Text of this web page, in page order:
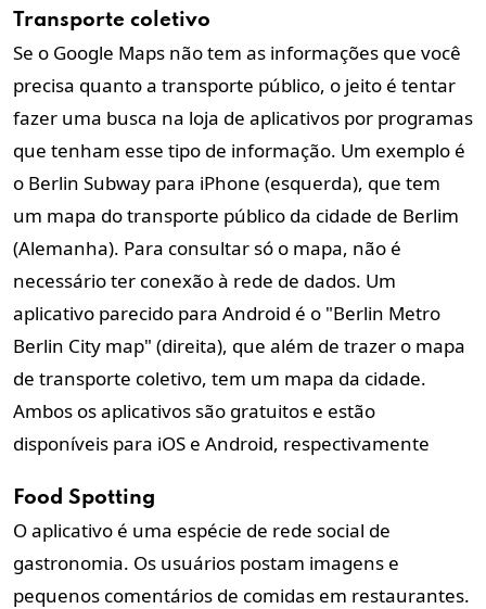
Transporte coletivo
Se o Google Maps não tem as informações que você
precisa quanto a transporte público, o jeito é tentar
fazer uma busca na loja de aplicativos por programas
que tenham esse tipo de informação. Um exemplo é
o Berlin Subway para iPhone (esquerda), que tem
um mapa do transporte público da cidade de Berlim
(Alemanha). Para consultar só o mapa, não é
necessário ter conexão à rede de dados. Um
aplicativo parecido para Android é o "Berlin Metro
Berlin City map" (direita), que além de trazer o mapa
de transporte coletivo, tem um mapa da cidade.
Ambos os aplicativos são gratuitos e estão
disponíveis para iOS e Android, respectivamente
Food Spotting
O aplicativo é uma espécie de rede social de
gastronomia. Os usuários postam imagens e
pequenos comentários de comidas em restaurantes.